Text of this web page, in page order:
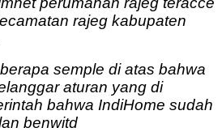
rajeg kabupaten
semple di atas bahwa
aturan yang di
bahwa IndiHome sudah
benwitd